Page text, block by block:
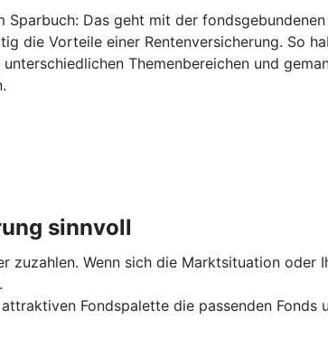
Das geht mit der
die Vorteile einer Rentenversicherung. So
Themenbereichen und
sinnvoll
zuzahlen. Wenn sich die Marktsituation oder
Fondspalette die passenden